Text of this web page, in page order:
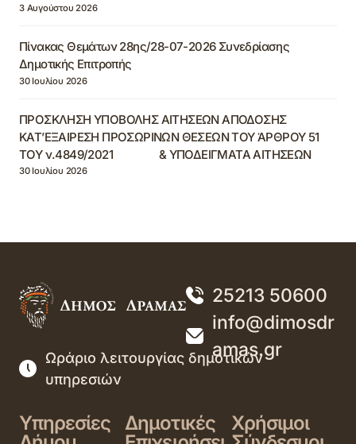
3 Αυγούστου 2026
Πίνακας Θεμάτων 28ης/28-07-2026 Συνεδρίασης
Δημοτικής Επιτροπής
30 Ιουλίου 2026
ΠΡΟΣΚΛΗΣΗ ΥΠΟΒΟΛΗΣ ΑΙΤΗΣΕΩΝ ΑΠΟΔΟΣΗΣ
ΚΑΤ’ΕΞΑΙΡΕΣΗ ΠΡΟΣΩΡΙΝΩΝ ΘΕΣΕΩΝ ΤΟΥ ΆΡΘΡΟΥ 51
ΤΟΥ ν.4849/2021 & ΥΠΟΔΕΙΓΜΑΤΑ ΑΙΤΗΣΕΩΝ
30 Ιουλίου 2026
25213 50600
info@dimosdr
amas.gr
Ωράριο λειτουργίας δημοτικών
υπηρεσιών
Υπηρεσίες
Δημοτικές
Χρήσιμοι